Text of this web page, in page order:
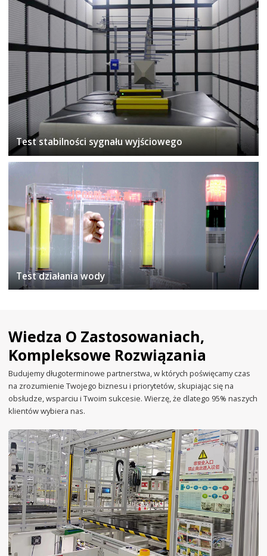
Test stabilności sygnału wyjściowego
Test działania wody
Wiedza O Zastosowaniach,
Kompleksowe Rozwiązania
Budujemy długoterminowe partnerstwa, w których poświęcamy czas
na zrozumienie Twojego biznesu i priorytetów, skupiając się na
obsłudze, wsparciu i Twoim sukcesie. Wierzę, że dlatego 95% naszych
klientów wybiera nas.